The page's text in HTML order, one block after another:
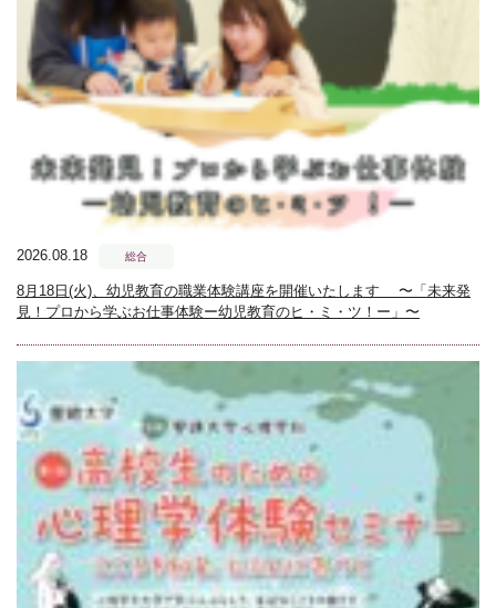
2026.08.18 総合
8月18日(火)、幼児教育の職業体験講座を開催いたします 〜「未来発
見！プロから学ぶお仕事体験ー幼児教育のヒ・ミ・ツ！ー」〜